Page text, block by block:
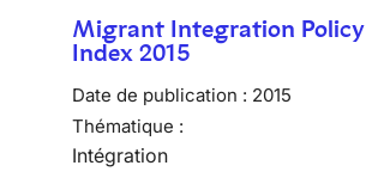
Migrant Integration Policy
Index 2015
Date de publication : 2015
Thématique :
Intégration